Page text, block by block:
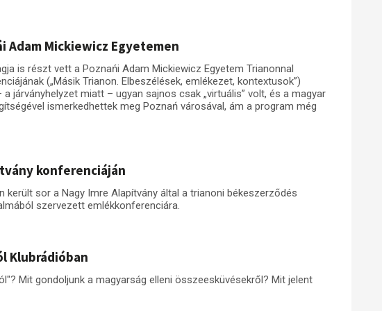
Adam Mickiewicz Egyetemen
is részt vett a Poznańi Adam Mickiewicz Egyetem Trianonnal
(„Másik Trianon. Elbeszélések, emlékezet, kontextusok”)
járványhelyzet miatt – ugyan sajnos csak „virtuális” volt, és a magyar
ismerkedhettek meg Poznań városával, ám a program még
konferenciáján
került sor a Nagy Imre Alapítvány által a trianoni békeszerződés
szervezett emlékkonferenciára.
Klubrádióban
Mit gondoljunk a magyarság elleni összeesküvésekről? Mit jelent